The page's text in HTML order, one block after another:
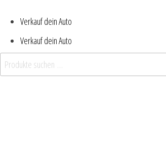
Verkauf dein Auto
Verkauf dein Auto
Suchen nach: